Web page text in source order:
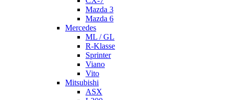
Mazda 3
Mazda 6
Mercedes
ML / GL
R-Klasse
Sprinter
Viano
Vito
Mitsubishi
ASX